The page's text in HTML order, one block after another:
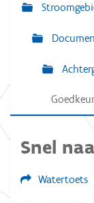
t
Snel
Watertoets